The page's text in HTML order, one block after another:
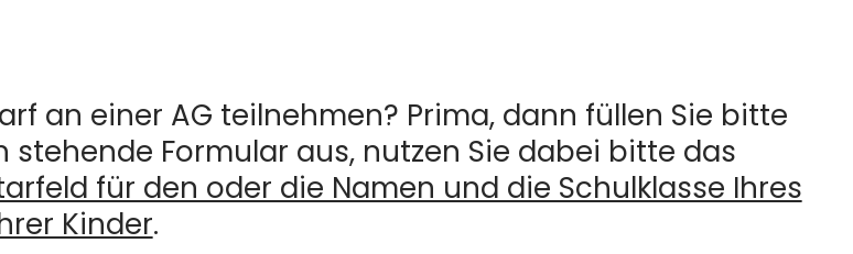
an einer AG teilnehmen? Prima, dann füllen Sie bitte
stehende Formular aus, nutzen Sie dabei bitte das
für den oder die Namen und die Schulklasse Ihres
Kinder.